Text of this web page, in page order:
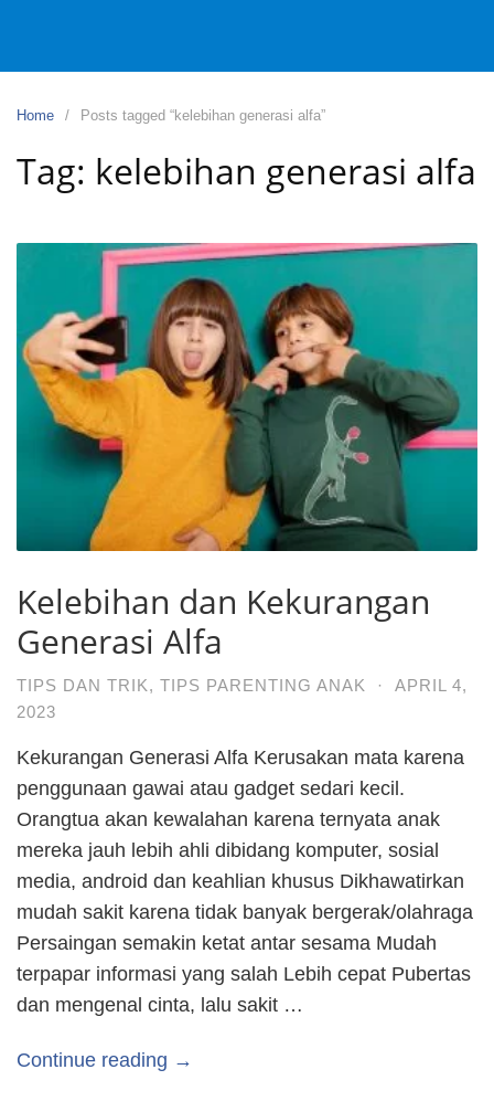
Home Posts tagged “kelebihan generasi alfa”
Tag: kelebihan generasi alfa
Kelebihan dan Kekurangan
Generasi Alfa
TIPS DAN TRIK, TIPS PARENTING ANAK ·
APRIL 4,
2023
Kekurangan Generasi Alfa Kerusakan mata karena
penggunaan gawai atau gadget sedari kecil.
Orangtua akan kewalahan karena ternyata anak
mereka jauh lebih ahli dibidang komputer, sosial
media, android dan keahlian khusus Dikhawatirkan
mudah sakit karena tidak banyak bergerak/olahraga
Persaingan semakin ketat antar sesama Mudah
terpapar informasi yang salah Lebih cepat Pubertas
dan mengenal cinta, lalu sakit …
Continue reading →